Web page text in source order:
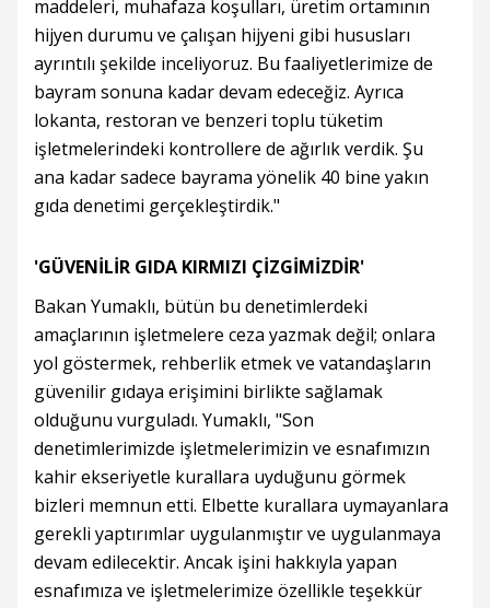
maddeleri, muhafaza koşulları, üretim ortamının
hijyen durumu ve çalışan hijyeni gibi hususları
ayrıntılı şekilde inceliyoruz. Bu faaliyetlerimize de
bayram sonuna kadar devam edeceğiz. Ayrıca
lokanta, restoran ve benzeri toplu tüketim
işletmelerindeki kontrollere de ağırlık verdik. Şu
ana kadar sadece bayrama yönelik 40 bine yakın
gıda denetimi gerçekleştirdik."
'GÜVENİLİR GIDA KIRMIZI ÇİZGİMİZDİR'
Bakan Yumaklı, bütün bu denetimlerdeki
amaçlarının işletmelere ceza yazmak değil; onlara
yol göstermek, rehberlik etmek ve vatandaşların
güvenilir gıdaya erişimini birlikte sağlamak
olduğunu vurguladı. Yumaklı, "Son
denetimlerimizde işletmelerimizin ve esnafımızın
kahir ekseriyetle kurallara uyduğunu görmek
bizleri memnun etti. Elbette kurallara uymayanlara
gerekli yaptırımlar uygulanmıştır ve uygulanmaya
devam edilecektir. Ancak işini hakkıyla yapan
esnafımıza ve işletmelerimize özellikle teşekkür